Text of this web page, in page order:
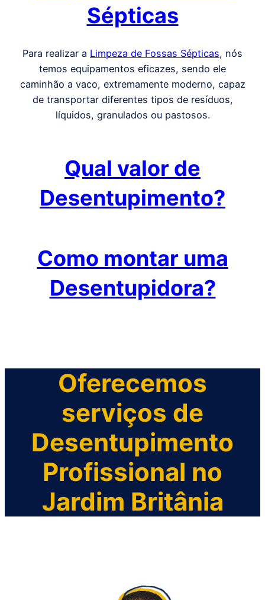
Sépticas
Para realizar a Limpeza de Fossas Sépticas, nós
temos equipamentos eficazes, sendo ele
caminhão a vaco, extremamente moderno, capaz
de transportar diferentes tipos de resíduos,
líquidos, granulados ou pastosos.
Qual valor de
Desentupimento?
Como montar uma
Desentupidora?
Oferecemos
serviços de
Desentupimento
Profissional no
Jardim Britânia